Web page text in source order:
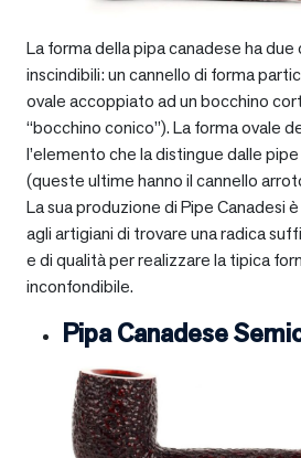
La forma della pipa canadese ha
inscindibili: un cannello di forma
ovale accoppiato ad un bocchino
“bocchino conico”). La forma ovale
l’elemento che la distingue dalle
(queste ultime hanno il cannello
La sua produzione di Pipe Canadesi
agli artigiani di trovare una radica
e di qualità per realizzare la tipica
inconfondibile.
Pipa Canadese